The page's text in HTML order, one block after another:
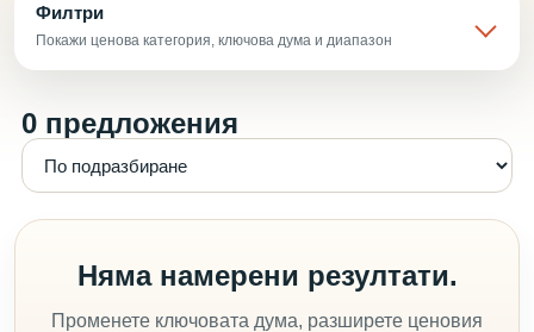
Филтри
Покажи ценова категория, ключова дума и диапазон
0 предложения
Няма намерени резултати.
Променете ключовата дума, разширете ценовия